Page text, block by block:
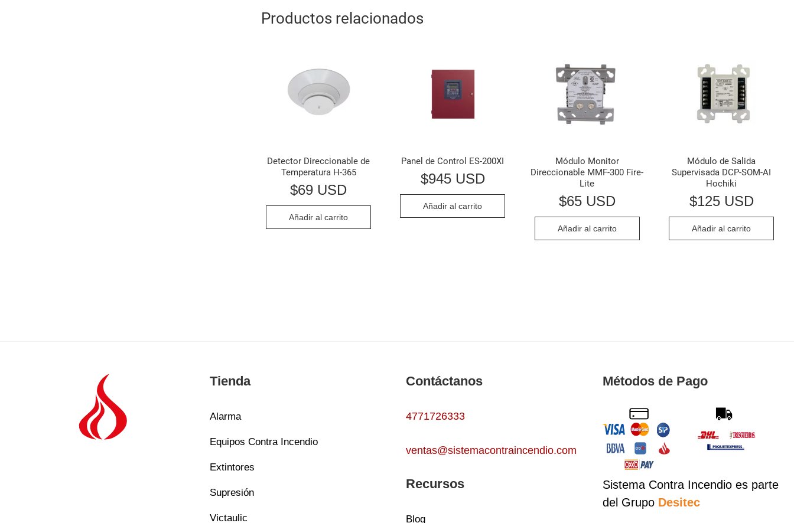
Productos relacionados
Detector Direccionable de
Temperatura H-365
$69 USD
Añadir al carrito
Panel de Control ES-200XI
$945 USD
Añadir al carrito
Módulo Monitor
Direccionable MMF-300 Fire-
Lite
$65 USD
Añadir al carrito
Módulo de Salida
Supervisada DCP-SOM-AI
Hochiki
$125 USD
Añadir al carrito
Tienda
Alarma
Equipos Contra Incendio
Extintores
Supresión
Victaulic
Contáctanos
4771726333
ventas@sistemacontraincendio.com
Recursos
Blog
Métodos de Pago
Sistema Contra Incendio es parte
del Grupo Desitec